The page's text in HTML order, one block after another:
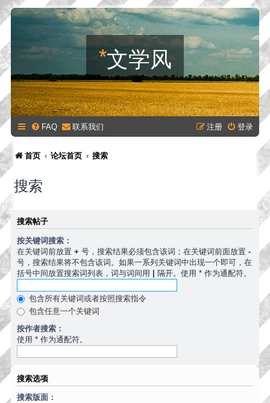
*文学风
FAQ 联系我们 登录
注册
首页 论坛首页 搜索
搜索
搜索帖子
按关键词搜索：
在关键词前放置 + 号，搜索结果必须包含该词；在关键词前面放置 -
号，搜索结果将不包含该词。如果一系列关键词中出现一个即可，在
括号中间放置搜索词列表，词与词间用 | 隔开。使用 * 作为通配符。
包含所有关键词或者按照搜索指令
包含任意一个关键词
按作者搜索：
使用 * 作为通配符。
搜索选项
搜索版面：